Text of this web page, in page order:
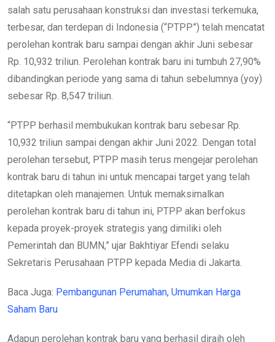
salah satu perusahaan konstruksi dan investasi terkemuka,
terbesar, dan terdepan di Indonesia (“PTPP”) telah mencatat
perolehan kontrak baru sampai dengan akhir Juni sebesar
Rp. 10,932 triliun. Perolehan kontrak baru ini tumbuh 27,90%
dibandingkan periode yang sama di tahun sebelumnya (yoy)
sebesar Rp. 8,547 triliun.
“PTPP berhasil membukukan kontrak baru sebesar Rp.
10,932 triliun sampai dengan akhir Juni 2022. Dengan total
perolehan tersebut, PTPP masih terus mengejar perolehan
kontrak baru di tahun ini untuk mencapai target yang telah
ditetapkan oleh manajemen. Untuk memaksimalkan
perolehan kontrak baru di tahun ini, PTPP akan berfokus
kepada proyek-proyek strategis yang dimiliki oleh
Pemerintah dan BUMN,” ujar Bakhtiyar Efendi selaku
Sekretaris Perusahaan PTPP kepada Media di Jakarta.
Baca Juga: Pembangunan Perumahan, Umumkan Harga
Saham Baru
Adapun perolehan kontrak baru yang berhasil diraih oleh